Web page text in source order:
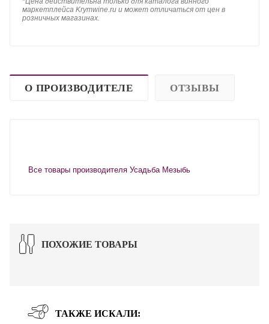
маркетплейса Krymwine.ru и может отличаться от цен в
розничных магазинах.
О ПРОИЗВОДИТЕЛЕ ОТЗЫВЫ
Все товары производителя Усадьба Мезыбь
ПОХОЖИЕ ТОВАРЫ
ТАКЖЕ ИСКАЛИ: